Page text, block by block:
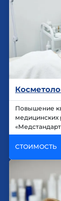
Повышение
медицинских
СТОИМОСТЬ